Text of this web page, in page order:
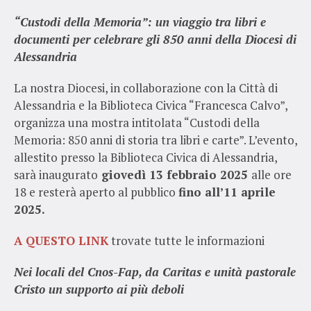
“Custodi della Memoria”: un viaggio tra libri e
documenti per celebrare gli 850 anni della Diocesi di
Alessandria
La nostra Diocesi, in collaborazione con la Città di
Alessandria e la Biblioteca Civica “Francesca Calvo”,
organizza una mostra intitolata “Custodi della
Memoria: 850 anni di storia tra libri e carte”. L’evento,
allestito presso la Biblioteca Civica di Alessandria,
sarà inaugurato giovedì 13 febbraio 2025 alle ore
18 e resterà aperto al pubblico fino all’11 aprile
2025.
A QUESTO LINKtrovate tutte le informazioni
Nei locali del Cnos-Fap, da Caritas e unità pastorale
Cristo un supporto ai più deboli